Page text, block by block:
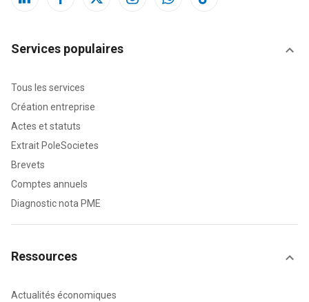
Services populaires
Tous les services
Création entreprise
Actes et statuts
Extrait PoleSocietes
Brevets
Comptes annuels
Diagnostic nota PME
Ressources
Actualités économiques